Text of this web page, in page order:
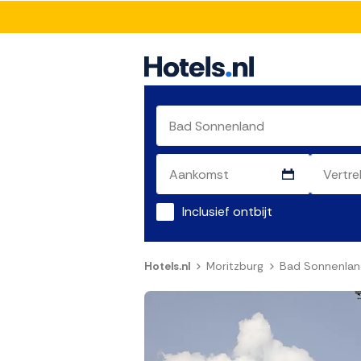
Inclusief ontbijt
Hotels.nl Moritzburg Bad